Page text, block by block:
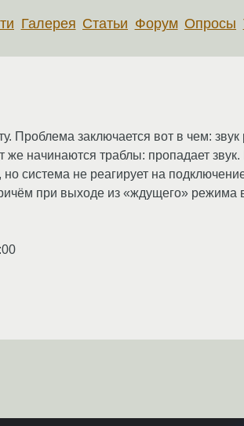
Галерея Статьи Форум Опросы
Проблема заключается вот в чем:
же начинаются траблы: пропадает
но система не реагирует на
при выходе из «ждущего» режима